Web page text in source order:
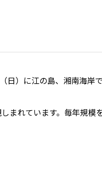
）に江の島、湘南海岸
まれています。毎年規模